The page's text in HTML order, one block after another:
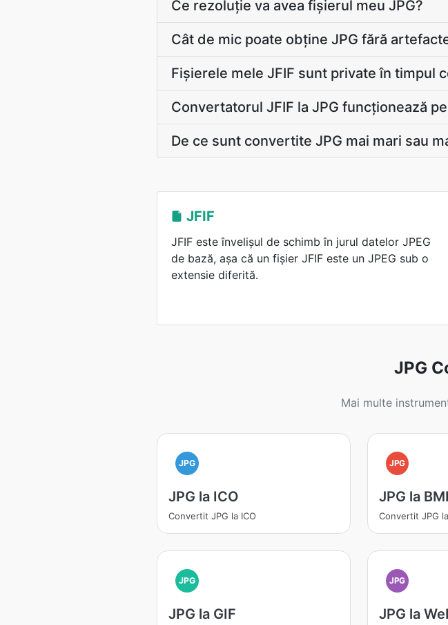
Ce rezoluție va avea fișierul meu JPG?
Cât de mic poate obține JPG fără
Fișierele mele JFIF sunt private în timpul
Convertatorul JFIF la JPG funcționează
De ce sunt convertite JPG mai mari sau
JFIF
JFIF este învelișul de schimb în jurul datelor JPEG
de bază, așa că un fișier JFIF este un JPEG sub o
extensie diferită.
JPG
Mai multe
JPG
JPG la ICO
Convertit JPG la ICO
JPG
JPG la
Convertit JPG
JPG
JPG la GIF
JPG
JPG la